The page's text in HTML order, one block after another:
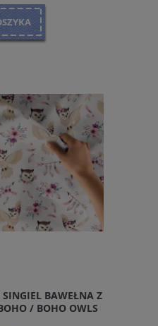
SINGIEL BAWEŁNA Z
/ BOHO OWLS